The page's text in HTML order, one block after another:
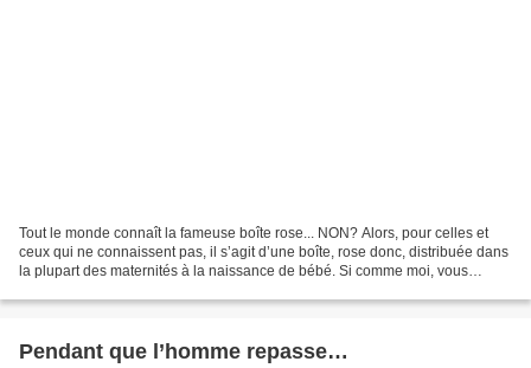
Tout le monde connaît la fameuse boîte rose... NON? Alors, pour celles et
ceux qui ne connaissent pas, il s’agit d’une boîte, rose donc, distribuée dans
la plupart des maternités à la naissance de bébé. Si comme moi, vous
Pendant que l’homme repasse…